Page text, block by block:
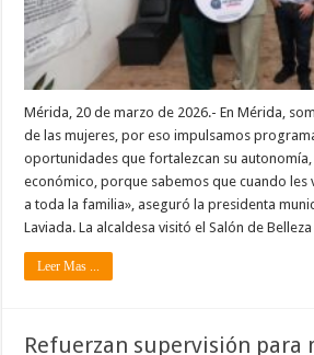
Mérida, 20 de marzo de 2026.- En Mérida,
de las mujeres, por eso impulsamos
oportunidades que fortalezcan su
económico, porque sabemos que cuando les
a toda la familia», aseguró la presidenta
Laviada. La alcaldesa visitó el Salón de Belleza
Leer Mas ...
Refuerzan supervisión para